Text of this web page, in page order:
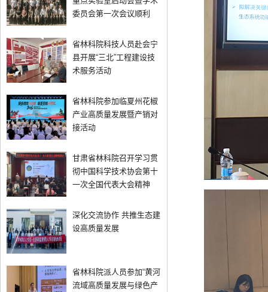
委员会第一次会议顺利
省林科院科技人员赴会宁
县开展“三北”工程建设技
术服务活动
省林科院参加临夏州花椒
产业高质量发展暨产销对
接活动
甘肃省林科院召开学习贯
彻中国科学技术协会第十
一次全国代表大会精神
深化交流协作 共推生态建
设高质量发展
省林科院派人员参加“黄河
流域高质量发展与绿色产